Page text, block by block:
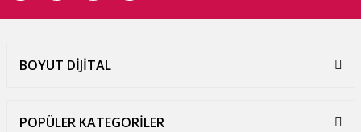
BOYUT DİJİTAL
POPÜLER KATEGORİLER